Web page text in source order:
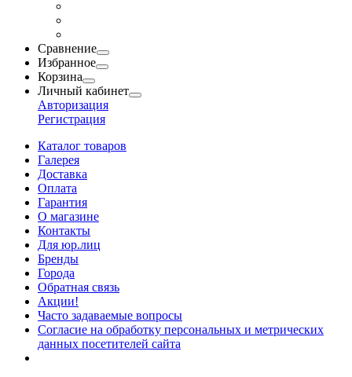
Сравнение
Избранное
Корзина
Личный кабинет
Авторизация
Регистрация
Каталог товаров
Галерея
Доставка
Оплата
Гарантия
О магазине
Контакты
Для юр.лиц
Бренды
Города
Обратная связь
Акции!
Часто задаваемые вопросы
Согласие на обработку персональных и метрических
данных посетителей сайта